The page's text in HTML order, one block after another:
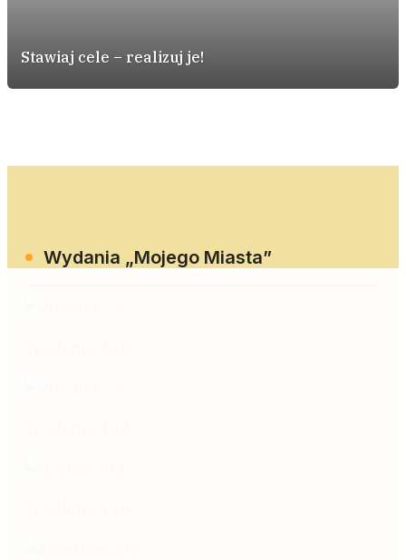
Stawiaj cele – realizuj je!
Wydania „Mojego Miasta”